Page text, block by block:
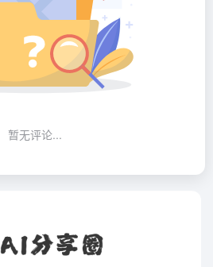
暂无评论...